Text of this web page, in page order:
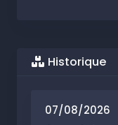
Historique
07/08/2026